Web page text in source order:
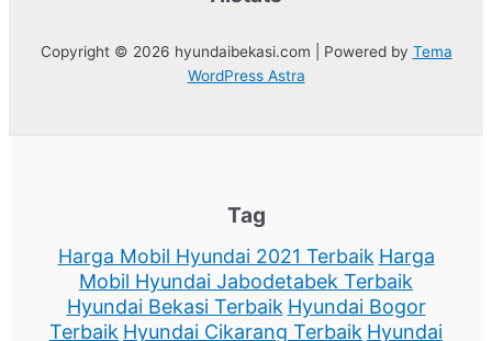
Copyright © 2026 hyundaibekasi.com | Powered by Tema
WordPress Astra
Tag
Harga Mobil Hyundai 2021 Terbaik Harga
Mobil Hyundai Jabodetabek Terbaik
Hyundai Bekasi Terbaik Hyundai Bogor
Terbaik Hyundai Cikarang Terbaik Hyundai